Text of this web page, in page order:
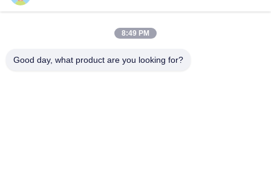
rotolo marrone della
8:49 PM
Good day, what product are you looking for?